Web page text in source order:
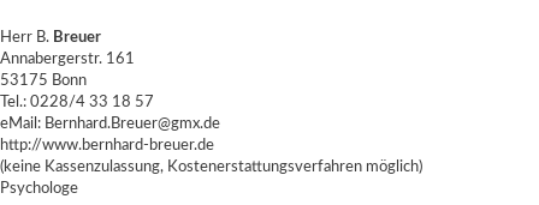
Herr B. Breuer
Annabergerstr. 161
53175 Bonn
Tel.: 0228/4 33 18 57
eMail: Bernhard.Breuer@gmx.de
http://www.bernhard-breuer.de
(keine Kassenzulassung, Kostenerstattungsverfahren möglich)
Psychologe